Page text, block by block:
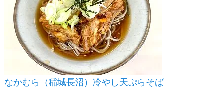
なかむら（稲城長沼）冷やし天ぷらそば